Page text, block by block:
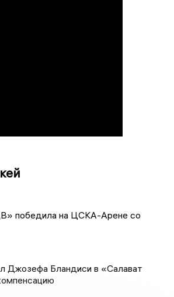
победила на ЦСКА-Арене со
Джозефа Бландиси в «Салават